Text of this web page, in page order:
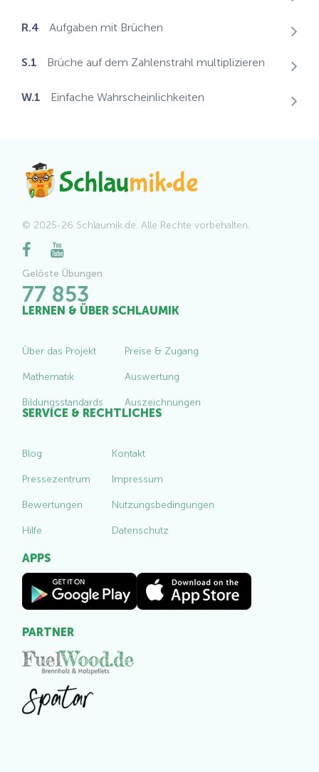
R.4 Aufgaben mit Brüchen
S.1 Brüche auf dem Zahlenstrahl multiplizieren
W.1 Einfache Wahrscheinlichkeiten
© 2025-26 Schlaumik.de. Alle Rechte vorbehalten.
Gelöste Übungen
77 853
LERNEN & ÜBER SCHLAUMIK
Über das Projekt
Mathematik
Bildungsstandards
Preise & Zugang
Auswertung
Auszeichnungen
SERVICE & RECHTLICHES
Blog
Pressezentrum
Bewertungen
Hilfe
Kontakt
Impressum
Nutzungsbedingungen
Datenschutz
APPS
PARTNER